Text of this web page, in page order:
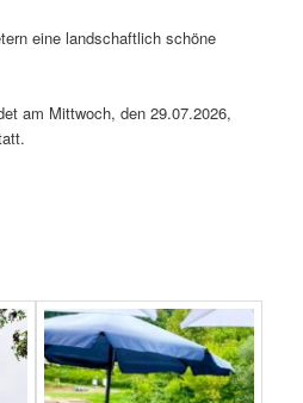
eine landschaftlich schöne
am Mittwoch, den 29.07.2026,